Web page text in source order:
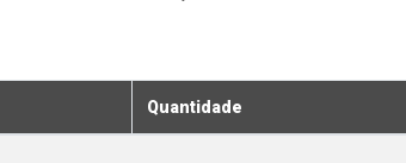
Quantidade